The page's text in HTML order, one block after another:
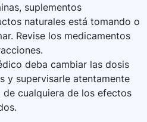
suplementos
naturales está tomando o
Revise los medicamentos
deba cambiar las dosis
y supervisarle atentamente
cualquiera de los efectos